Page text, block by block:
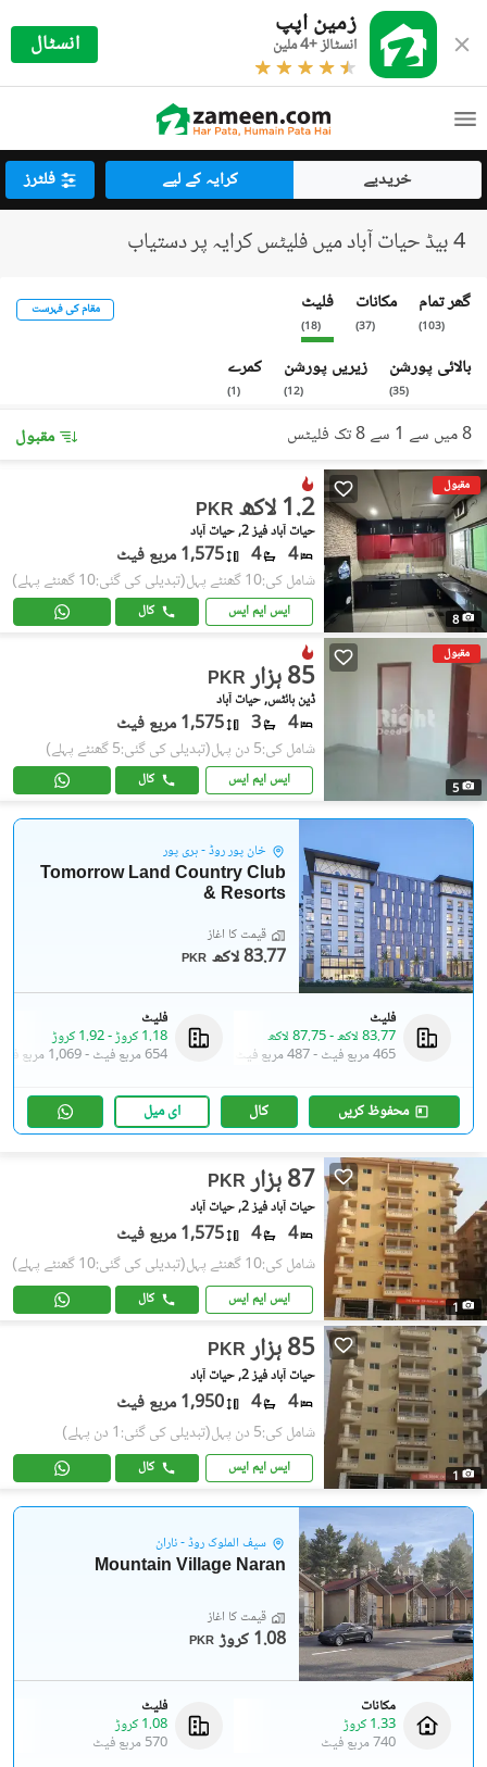
زمین اپپ
انسٹالز +4 ملین انسٹال
خریدیے کرایہ کے لیے فلٹرز
4 بیڈ حیات آباد میں فلیٹس کرایہ پر دستیاب
گھر تمام
(
103
)
مکانات
(
37
)
فلیٹ
(
18
)
بالائی پورشن
(
35
)
زیریں پورشن
(
12
)
کمرے
(
1
)
مقام کی فہرست
8 میں سے 1 سے 8 تک فلیٹس مقبول
مقبول
8
PKR 1.2 لاکھ
حیات آباد فیز 2, حیات آباد
4
4 1,575 مربع فیٹ
شامل کی:10 گھنٹے پہل (تبدیلی کی گئی:10 گھنٹے پہلے)
ایس ایم ایس کال
مقبول
5
PKR 85 ہزار
ڈین ہائٹس, حیات آباد
4
3 1,575 مربع فیٹ
شامل کی:5 دن پہل (تبدیلی کی گئی:5 گھنٹے پہلے)
ایس ایم ایس کال
خان پور روڈ - ہری پور
Tomorrow Land Country Club
& Resorts
قیمت کا آغاز
PKR 83.77 لاکھ
فلیٹ
83.77 لاکھ
-87.75 لاکھ
465 مربع فیٹ
-487 مربع فیٹ
فلیٹ
1.18 کروڑ
-1.92 کروڑ
654 مربع فیٹ
-1,069 مربع فیٹ
محفوظ کریں کال ای میل
1
PKR 87 ہزار
حیات آباد فیز 2, حیات آباد
4
4 1,575 مربع فیٹ
شامل کی:10 گھنٹے پہل (تبدیلی کی گئی:10 گھنٹے پہلے)
ایس ایم ایس کال
1
PKR 85 ہزار
حیات آباد فیز 2, حیات آباد
4
4 1,950 مربع فیٹ
شامل کی:5 دن پہل (تبدیلی کی گئی:1 دن پہلے)
ایس ایم ایس کال
سیف الملوک روڈ - ناران
Mountain Village Naran
قیمت کا آغاز
PKR 1.08 کروڑ
مکانات
1.33 کروڑ
740 مربع فیٹ
فلیٹ
1.08 کروڑ
570 مربع فیٹ